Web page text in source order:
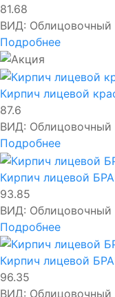
81.68
ВИД: Облицовочный
Подробнее
Кирпич лицевой
87.6
ВИД: Облицовочный
Подробнее
Кирпич лицевой
93.85
ВИД: Облицовочный
Подробнее
Кирпич лицевой
96.35
ВИД: Облицовочный